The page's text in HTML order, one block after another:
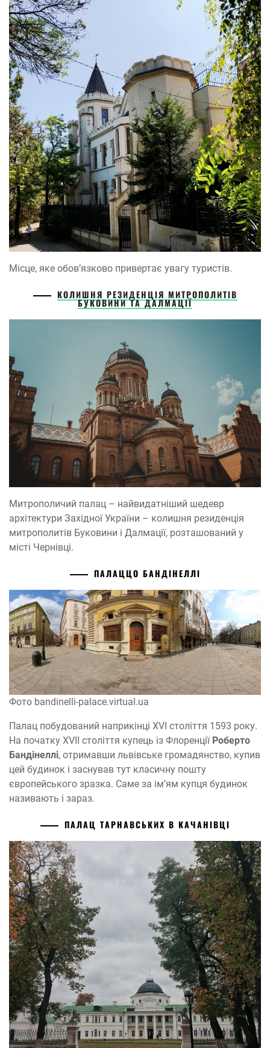
Місце, яке обов’язково привертає увагу туристів.
КОЛИШНЯ РЕЗИДЕНЦІЯ МИТРОПОЛИТІВ
БУКОВИНИ ТА ДАЛМАЦІЇ
Митрополичий палац – найвидатніший шедевр
архітектури Західної України – колишня резиденція
митрополитів Буковини і Далмації, розташований у
місті Чернівці.
ПАЛАЦЦО БАНДІНЕЛЛІ
Фото bandinelli-palace.virtual.ua
Палац побудований наприкінці XVI століття 1593 року.
На початку XVII століття купець із Флоренції Роберто
Бандінеллі, отримавши львівське громадянство, купив
цей будинок і заснував тут класичну пошту
європейського зразка. Саме за ім’ям купця будинок
називають і зараз.
ПАЛАЦ ТАРНАВСЬКИХ В КАЧАНІВЦІ